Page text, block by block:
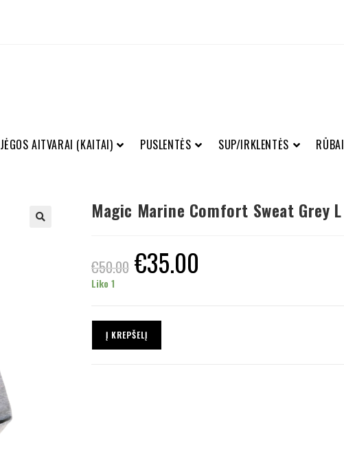
JĖGOS AITVARAI (KAITAI) PUSLENTĖS SUP/IRKLENTĖS RŪBAI
Magic Marine Comfort Sweat Grey L
€50.00 €35.00
Liko 1
Į KREPŠELĮ